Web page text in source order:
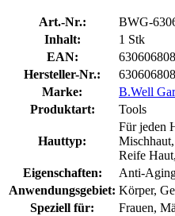
Art.-Nr.:
BWG-
Inhalt:
1 Stk
EAN:
Hersteller-Nr.:
Marke:
B.Well
Produktart:
Tools
Hauttyp:
Für jeden
Reife
Eigenschaften:
Anti-
Anwendungsgebiet: Körper,
Speziell für:
Frauen,